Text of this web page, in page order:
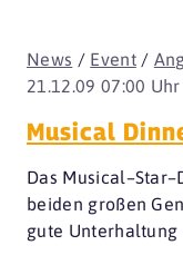
21.12.09 07:00 Uhr
News / Event/
Musical
Das
beiden großen
gute